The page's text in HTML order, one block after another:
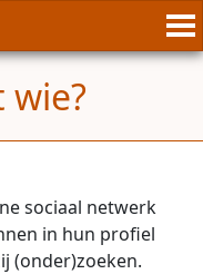
wie?
sociaal netwerk
in hun profiel
(onder)zoeken.